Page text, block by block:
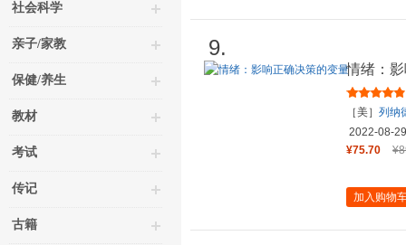
社会科学
亲子/家教
保健/养生
教材
考试
传记
古籍
9.
情绪：
［美］ 列纳
2022-08-29
司）
¥75.70
加入购物